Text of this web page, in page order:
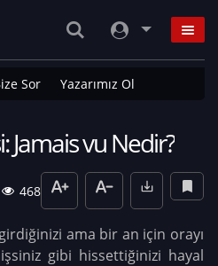
Sor Yazarımız Ol
Jamais vu Nedir?
468
ama bir an için orayı
gibi hissettiğinizi hayal